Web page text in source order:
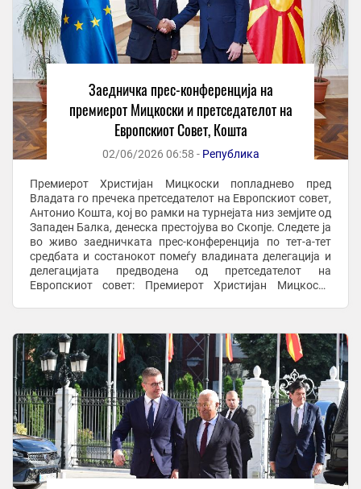
Заедничка прес-конференција на
премиерот Мицкоски и претседателот на
Европскиот Совет, Кошта
02/06/2026 06:58 - Република
Премиерот Христијан Мицкоски попладнево пред
Владата го пречека претседателот на Европскиот совет,
Антонио Кошта, кој во рамки на турнејата низ земјите од
Западен Балка, денеска престојува во Скопје. Следете ја
во живо заедничката прес-конференција по тет-а-тет
средбата и состанокот помеѓу владината делегација и
делегацијата предводена од претседателот на
Европскиот совет: Премиерот Христијан Мицкоски